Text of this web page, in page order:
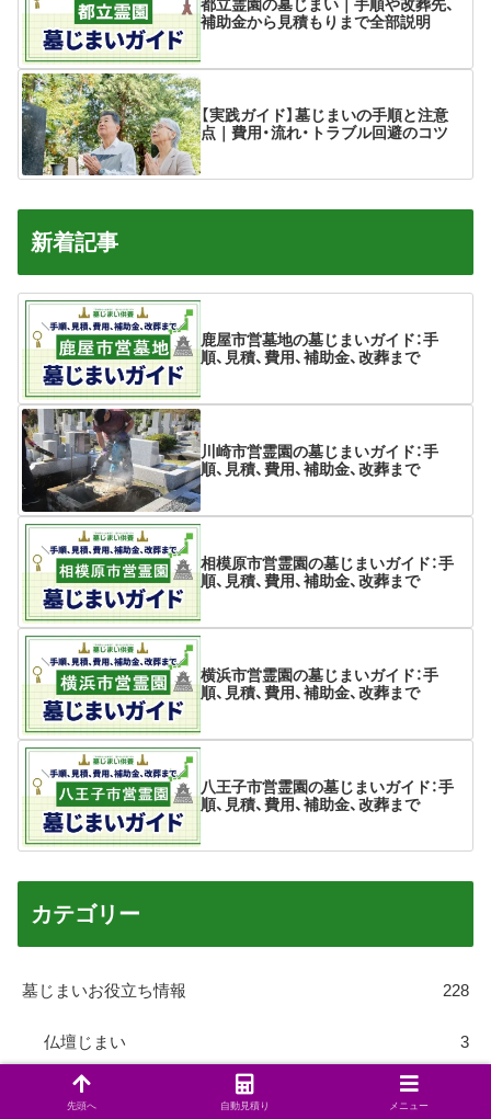
都立霊園の墓じまい｜手順や改葬先、
補助金から見積もりまで全部説明
【実践ガイド】墓じまいの手順と注意
点｜費用・流れ・トラブル回避のコツ
新着記事
鹿屋市営墓地の墓じまいガイド：手
順、見積、費用、補助金、改葬まで
川崎市営霊園の墓じまいガイド：手
順、見積、費用、補助金、改葬まで
相模原市営霊園の墓じまいガイド：手
順、見積、費用、補助金、改葬まで
横浜市営霊園の墓じまいガイド：手
順、見積、費用、補助金、改葬まで
八王子市営霊園の墓じまいガイド：手
順、見積、費用、補助金、改葬まで
カテゴリー
墓じまいお役立ち情報 228
仏壇じまい 3
公営墓地
先頭へ 自動見積り メニュー